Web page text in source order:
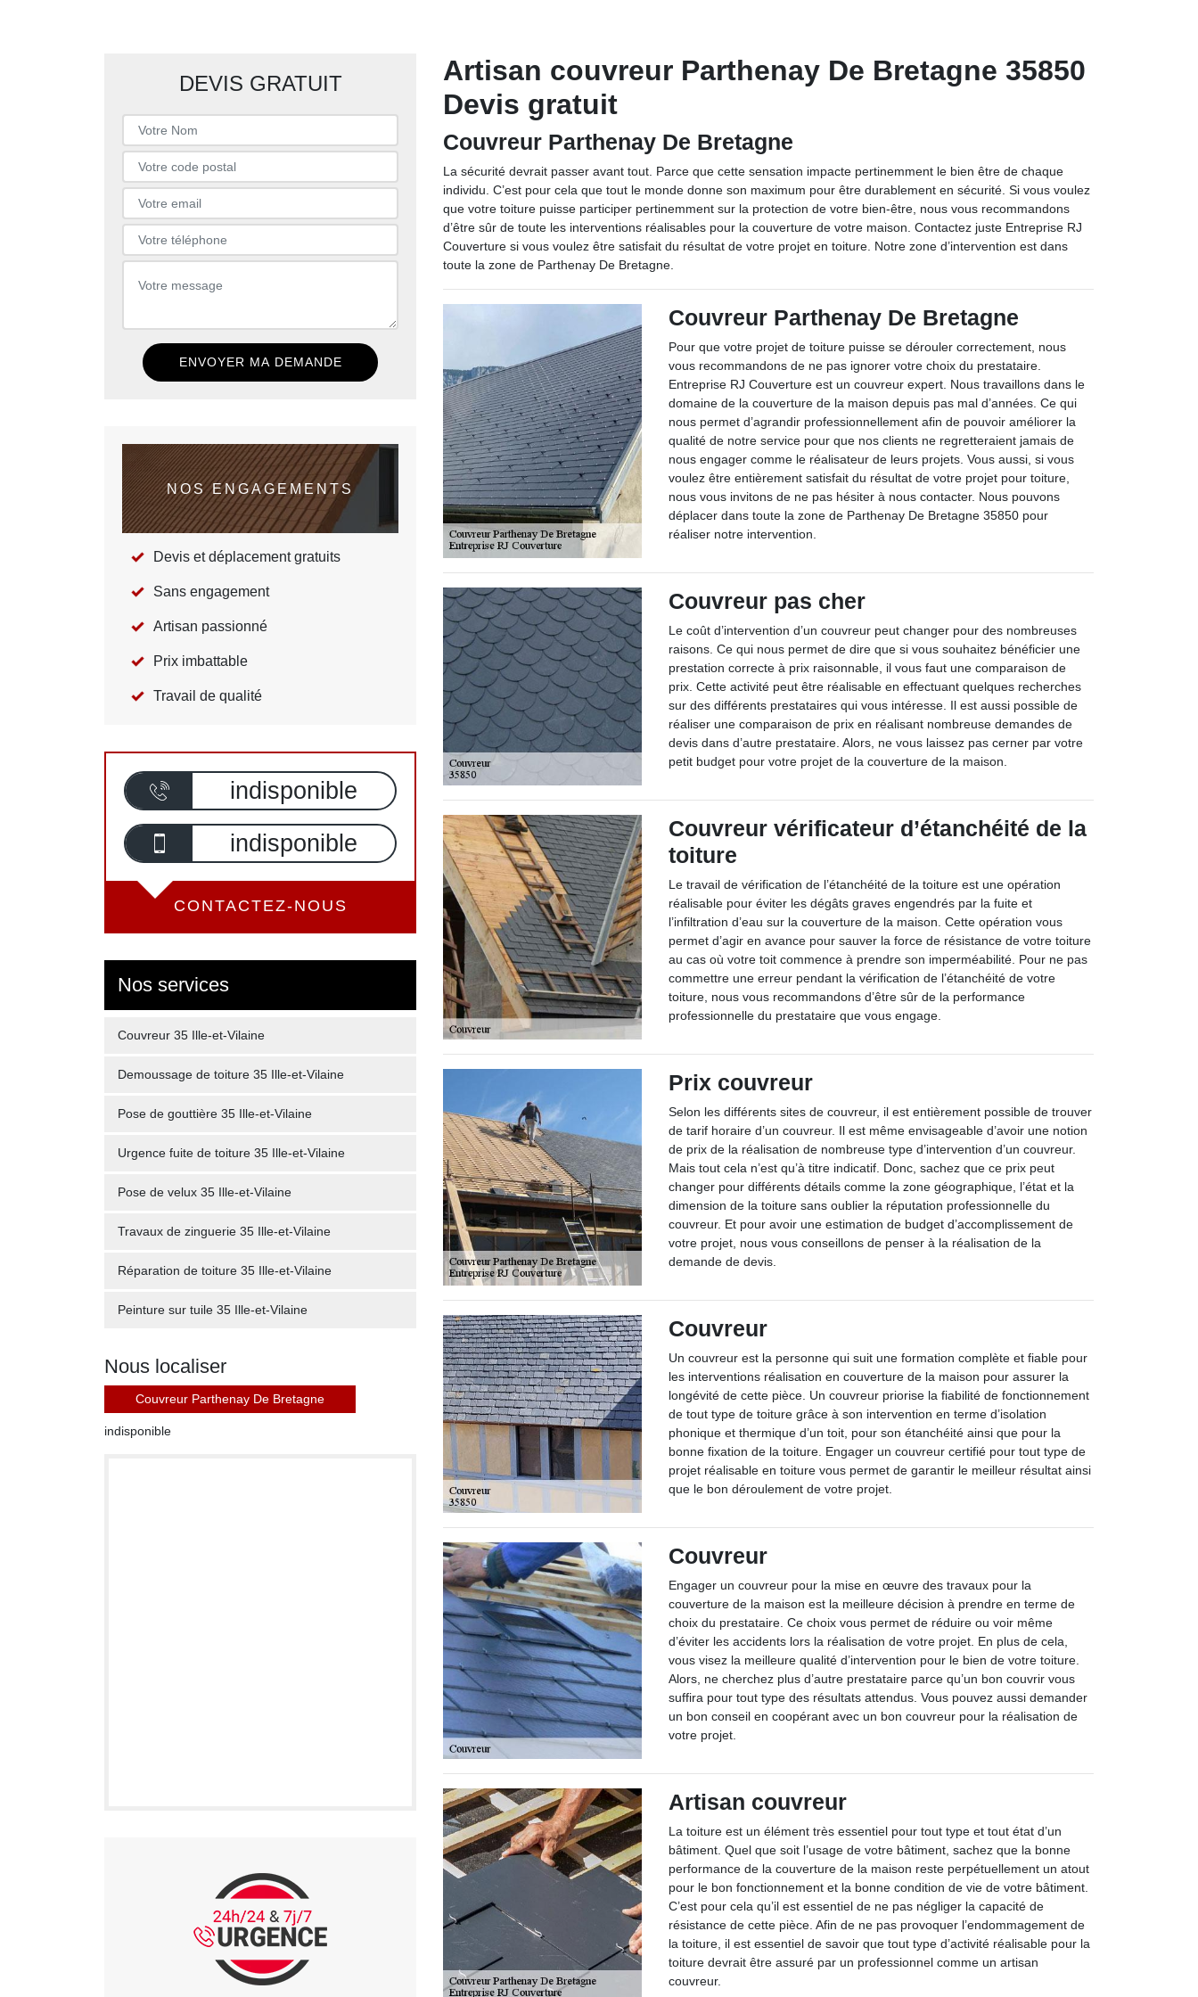
DEVIS GRATUIT
NOS ENGAGEMENTS
Devis et déplacement gratuits
Sans engagement
Artisan passionné
Prix imbattable
Travail de qualité
indisponible
indisponible
CONTACTEZ-NOUS
Nos services
Couvreur 35 Ille-et-Vilaine
Demoussage de toiture 35 Ille-et-Vilaine
Pose de gouttière 35 Ille-et-Vilaine
Urgence fuite de toiture 35 Ille-et-Vilaine
Pose de velux 35 Ille-et-Vilaine
Travaux de zinguerie 35 Ille-et-Vilaine
Réparation de toiture 35 Ille-et-Vilaine
Peinture sur tuile 35 Ille-et-Vilaine
Nous localiser
Couvreur Parthenay De Bretagne
indisponible
Artisan couvreur Parthenay De Bretagne 35850
Devis gratuit
Couvreur Parthenay De Bretagne
La sécurité devrait passer avant tout. Parce que cette sensation impacte pertinemment le bien être de chaque
individu. C’est pour cela que tout le monde donne son maximum pour être durablement en sécurité. Si vous voulez
que votre toiture puisse participer pertinemment sur la protection de votre bien-être, nous vous recommandons
d’être sûr de toute les interventions réalisables pour la couverture de votre maison. Contactez juste Entreprise RJ
Couverture si vous voulez être satisfait du résultat de votre projet en toiture. Notre zone d’intervention est dans
toute la zone de Parthenay De Bretagne.
Couvreur Parthenay De Bretagne
Pour que votre projet de toiture puisse se dérouler correctement, nous
vous recommandons de ne pas ignorer votre choix du prestataire.
Entreprise RJ Couverture est un couvreur expert. Nous travaillons dans le
domaine de la couverture de la maison depuis pas mal d’années. Ce qui
nous permet d’agrandir professionnellement afin de pouvoir améliorer la
qualité de notre service pour que nos clients ne regretteraient jamais de
nous engager comme le réalisateur de leurs projets. Vous aussi, si vous
voulez être entièrement satisfait du résultat de votre projet pour toiture,
nous vous invitons de ne pas hésiter à nous contacter. Nous pouvons
déplacer dans toute la zone de Parthenay De Bretagne 35850 pour
réaliser notre intervention.
Couvreur pas cher
Le coût d’intervention d’un couvreur peut changer pour des nombreuses
raisons. Ce qui nous permet de dire que si vous souhaitez bénéficier une
prestation correcte à prix raisonnable, il vous faut une comparaison de
prix. Cette activité peut être réalisable en effectuant quelques recherches
sur des différents prestataires qui vous intéresse. Il est aussi possible de
réaliser une comparaison de prix en réalisant nombreuse demandes de
devis dans d’autre prestataire. Alors, ne vous laissez pas cerner par votre
petit budget pour votre projet de la couverture de la maison.
Couvreur vérificateur d’étanchéité de la
toiture
Le travail de vérification de l’étanchéité de la toiture est une opération
réalisable pour éviter les dégâts graves engendrés par la fuite et
l’infiltration d’eau sur la couverture de la maison. Cette opération vous
permet d’agir en avance pour sauver la force de résistance de votre toiture
au cas où votre toit commence à prendre son imperméabilité. Pour ne pas
commettre une erreur pendant la vérification de l’étanchéité de votre
toiture, nous vous recommandons d’être sûr de la performance
professionnelle du prestataire que vous engage.
Prix couvreur
Selon les différents sites de couvreur, il est entièrement possible de trouver
de tarif horaire d’un couvreur. Il est même envisageable d’avoir une notion
de prix de la réalisation de nombreuse type d’intervention d’un couvreur.
Mais tout cela n’est qu’à titre indicatif. Donc, sachez que ce prix peut
changer pour différents détails comme la zone géographique, l’état et la
dimension de la toiture sans oublier la réputation professionnelle du
couvreur. Et pour avoir une estimation de budget d’accomplissement de
votre projet, nous vous conseillons de penser à la réalisation de la
demande de devis.
Couvreur
Un couvreur est la personne qui suit une formation complète et fiable pour
les interventions réalisation en couverture de la maison pour assurer la
longévité de cette pièce. Un couvreur priorise la fiabilité de fonctionnement
de tout type de toiture grâce à son intervention en terme d’isolation
phonique et thermique d’un toit, pour son étanchéité ainsi que pour la
bonne fixation de la toiture. Engager un couvreur certifié pour tout type de
projet réalisable en toiture vous permet de garantir le meilleur résultat ainsi
que le bon déroulement de votre projet.
Couvreur
Engager un couvreur pour la mise en œuvre des travaux pour la
couverture de la maison est la meilleure décision à prendre en terme de
choix du prestataire. Ce choix vous permet de réduire ou voir même
d’éviter les accidents lors la réalisation de votre projet. En plus de cela,
vous visez la meilleure qualité d’intervention pour le bien de votre toiture.
Alors, ne cherchez plus d’autre prestataire parce qu’un bon couvrir vous
suffira pour tout type des résultats attendus. Vous pouvez aussi demander
un bon conseil en coopérant avec un bon couvreur pour la réalisation de
votre projet.
Artisan couvreur
La toiture est un élément très essentiel pour tout type et tout état d’un
bâtiment. Quel que soit l’usage de votre bâtiment, sachez que la bonne
performance de la couverture de la maison reste perpétuellement un atout
pour le bon fonctionnement et la bonne condition de vie de votre bâtiment.
C’est pour cela qu’il est essentiel de ne pas négliger la capacité de
résistance de cette pièce. Afin de ne pas provoquer l’endommagement de
la toiture, il est essentiel de savoir que tout type d’activité réalisable pour la
toiture devrait être assuré par un professionnel comme un artisan
couvreur.